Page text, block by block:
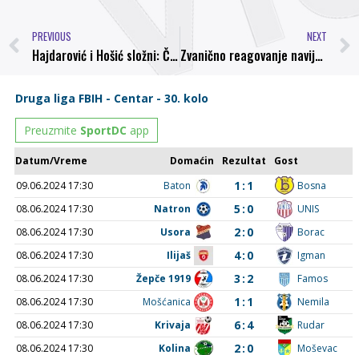
PREVIOUS
Hajdarović i Hošić složni: Čeka nas pravi derbi u Kaknju
NEXT
Zvanično reagovanje navijačke skupine “Demoni” Visoko nakon dešavanja u Kaknju